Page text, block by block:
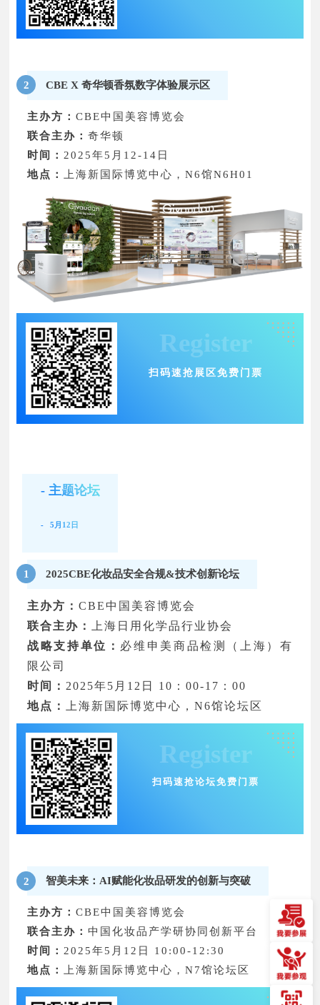
2 CBE X 奇华顿香氛数字体验展示区
主办方：CBE中国美容博览会
联合主办：奇华顿
时间： 2025年5月12-14日
地点：
上海新国际博览中心，N6馆N6H01
Register
扫码速抢展区免费门票
- 主题论坛
- 5月12日
1 2025CBE化妆品安全合规&技术创新论坛
主办方：CBE中国美容博览会
联合主办：
上海日用化学品行业协会
战略支持单位： 必维申美商品检测（上海）有
限公司
时间： 2025年5月12日 10：00-17：00
地点：
上海新国际博览中心，N6馆论坛区
Register
扫码速抢论坛免费门票
2 智美未来：AI赋能化妆品研发的创新与突破
主办方：CBE中国美容博览会
联合主办：中国化妆品产学研协同创新平台
时间： 2025年5月12日 10:00-12:30
地点：
上海新国际博览中心，N7馆论坛区